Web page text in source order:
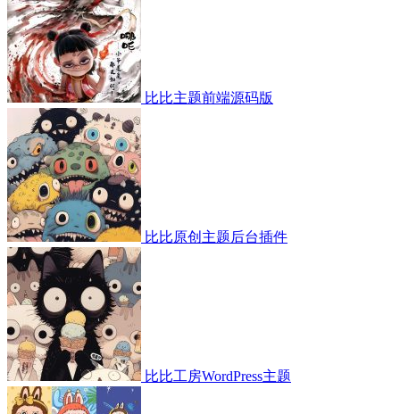
比比主题前端源码版
比比原创主题后台插件
比比工房WordPress主题